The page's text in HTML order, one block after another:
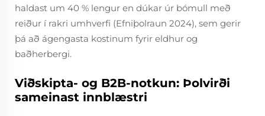
haldast um 40 % lengur en dúkar úr bómull með
reiður í rakri umhverfi (Efniþolraun 2024), sem gerir
þá að ágengasta kostinum fyrir eldhur og
baðherbergi.
Viðskipta- og B2B-notkun: Þolvirði
sameinast innblæstri